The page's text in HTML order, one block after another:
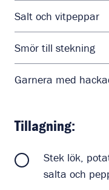
Salt och vitpeppar
Smör till stekning
Garnera med
Tillagning:
Stek lök,
salta och